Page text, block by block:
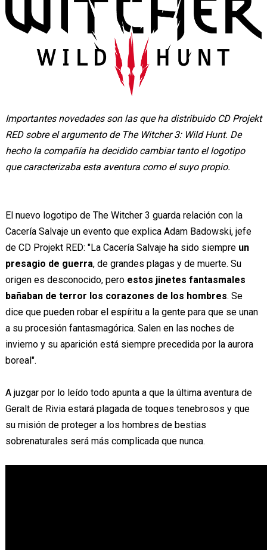
Importantes novedades son las que ha distribuido CD Projekt
RED sobre el argumento de The Witcher 3: Wild Hunt. De
hecho la compañía ha decidido cambiar tanto el logotipo
que caracterizaba esta aventura como el suyo propio.
El nuevo logotipo de The Witcher 3 guarda relación con la
Cacería Salvaje un evento que explica Adam Badowski, jefe
de CD Projekt RED: "La Cacería Salvaje ha sido siempre un
presagio de guerra, de grandes plagas y de muerte. Su
origen es desconocido, pero estos jinetes fantasmales
bañaban de terror los corazones de los hombres. Se
dice que pueden robar el espíritu a la gente para que se unan
a su procesión fantasmagórica. Salen en las noches de
invierno y su aparición está siempre precedida por la aurora
boreal".
A juzgar por lo leído todo apunta a que la última aventura de
Geralt de Rivia estará plagada de toques tenebrosos y que
su misión de proteger a los hombres de bestias
sobrenaturales será más complicada que nunca.